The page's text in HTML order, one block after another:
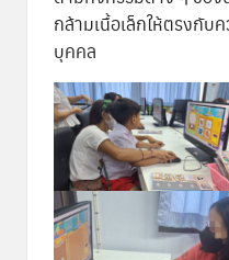
กล้ามเนื้อเล็กให้ตรงกับ
บุคคล